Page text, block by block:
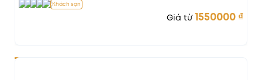
Khách sạn
Giá từ1550000 ₫